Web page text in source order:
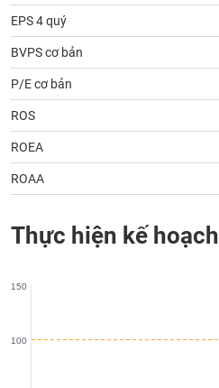
EPS 4 quý
BVPS cơ bản
P/E cơ bản
ROS
ROEA
ROAA
Thực hiện kế hoạch
100
150